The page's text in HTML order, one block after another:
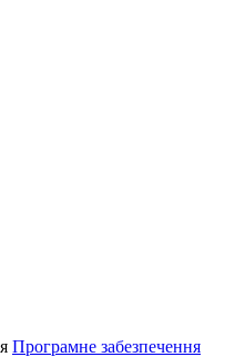
Програмне забезпечення